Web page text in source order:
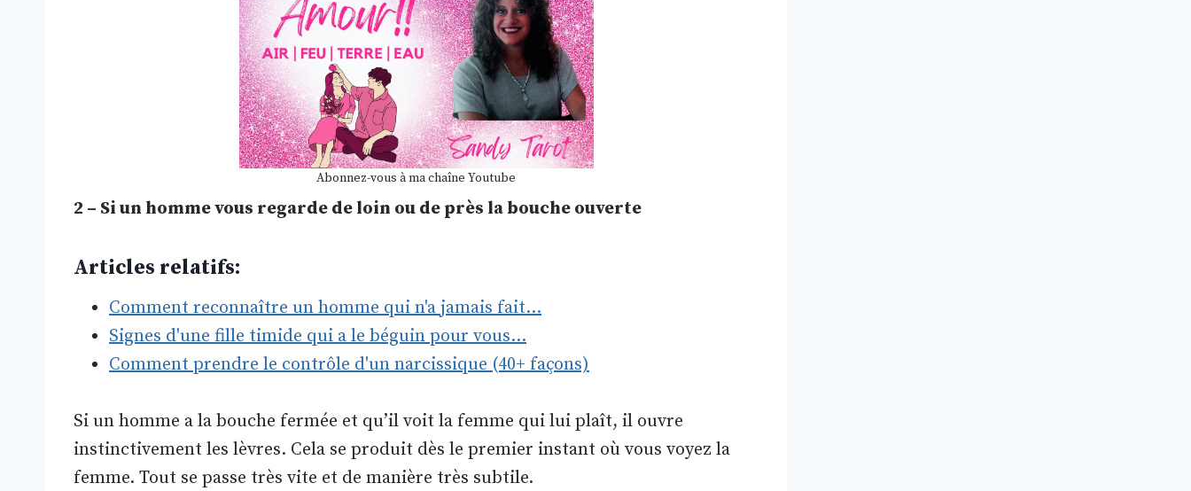
Abonnez-vous à ma chaîne Youtube
2 – Si un homme vous regarde de loin ou de près la bouche ouverte
Articles relatifs:
Comment reconnaître un homme qui n'a jamais fait…
Signes d'une fille timide qui a le béguin pour vous…
Comment prendre le contrôle d'un narcissique (40+ façons)
Si un homme a la bouche fermée et qu’il voit la femme qui lui plaît, il ouvre
instinctivement les lèvres. Cela se produit dès le premier instant où vous voyez la
femme. Tout se passe très vite et de manière très subtile.